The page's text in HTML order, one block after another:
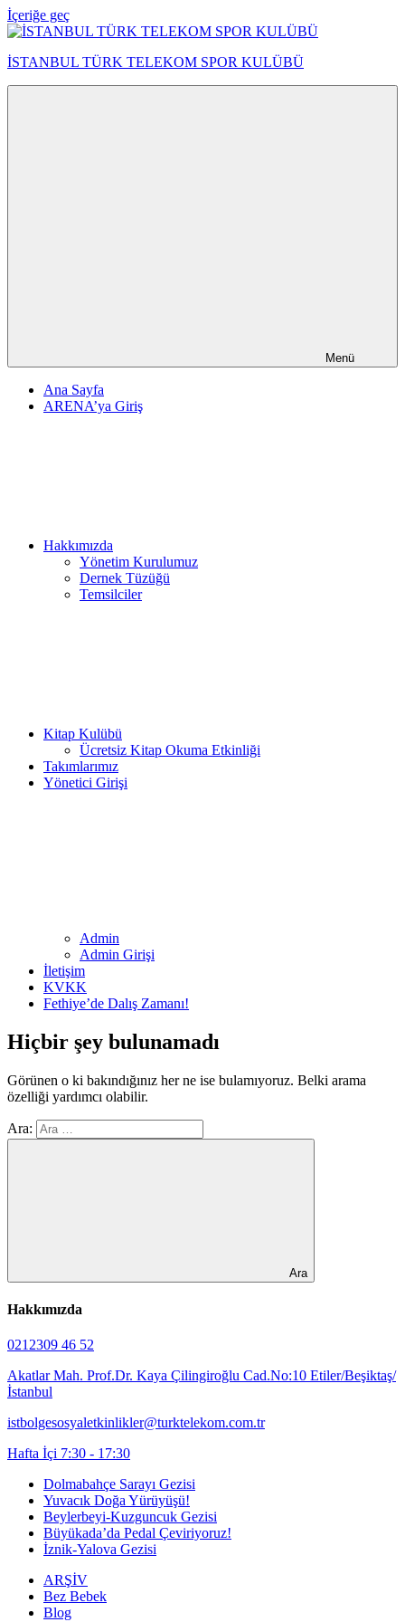
İçeriğe geç
İSTANBUL TÜRK TELEKOM SPOR KULÜBÜ
Menü
Ana Sayfa
ARENA’ya Giriş
Hakkımızda
Yönetim Kurulumuz
Dernek Tüzüğü
Temsilciler
Kitap Kulübü
Ücretsiz Kitap Okuma Etkinliği
Takımlarımız
Yönetici Girişi
Admin
Admin Girişi
İletişim
KVKK
Fethiye’de Dalış Zamanı!
Hiçbir şey bulunamadı
Görünen o ki bakındığınız her ne ise bulamıyoruz. Belki arama
özelliği yardımcı olabilir.
Ara:
Ara
Hakkımızda
0212309 46 52
Akatlar Mah. Prof.Dr. Kaya Çilingiroğlu Cad.No:10 Etiler/Beşiktaş/
İstanbul
istbolgesosyaletkinlikler@turktelekom.com.tr
Hafta İçi 7:30 - 17:30
Dolmabahçe Sarayı Gezisi
Yuvacık Doğa Yürüyüşü!
Beylerbeyi-Kuzguncuk Gezisi
Büyükada’da Pedal Çeviriyoruz!
İznik-Yalova Gezisi
ARŞİV
Bez Bebek
Blog